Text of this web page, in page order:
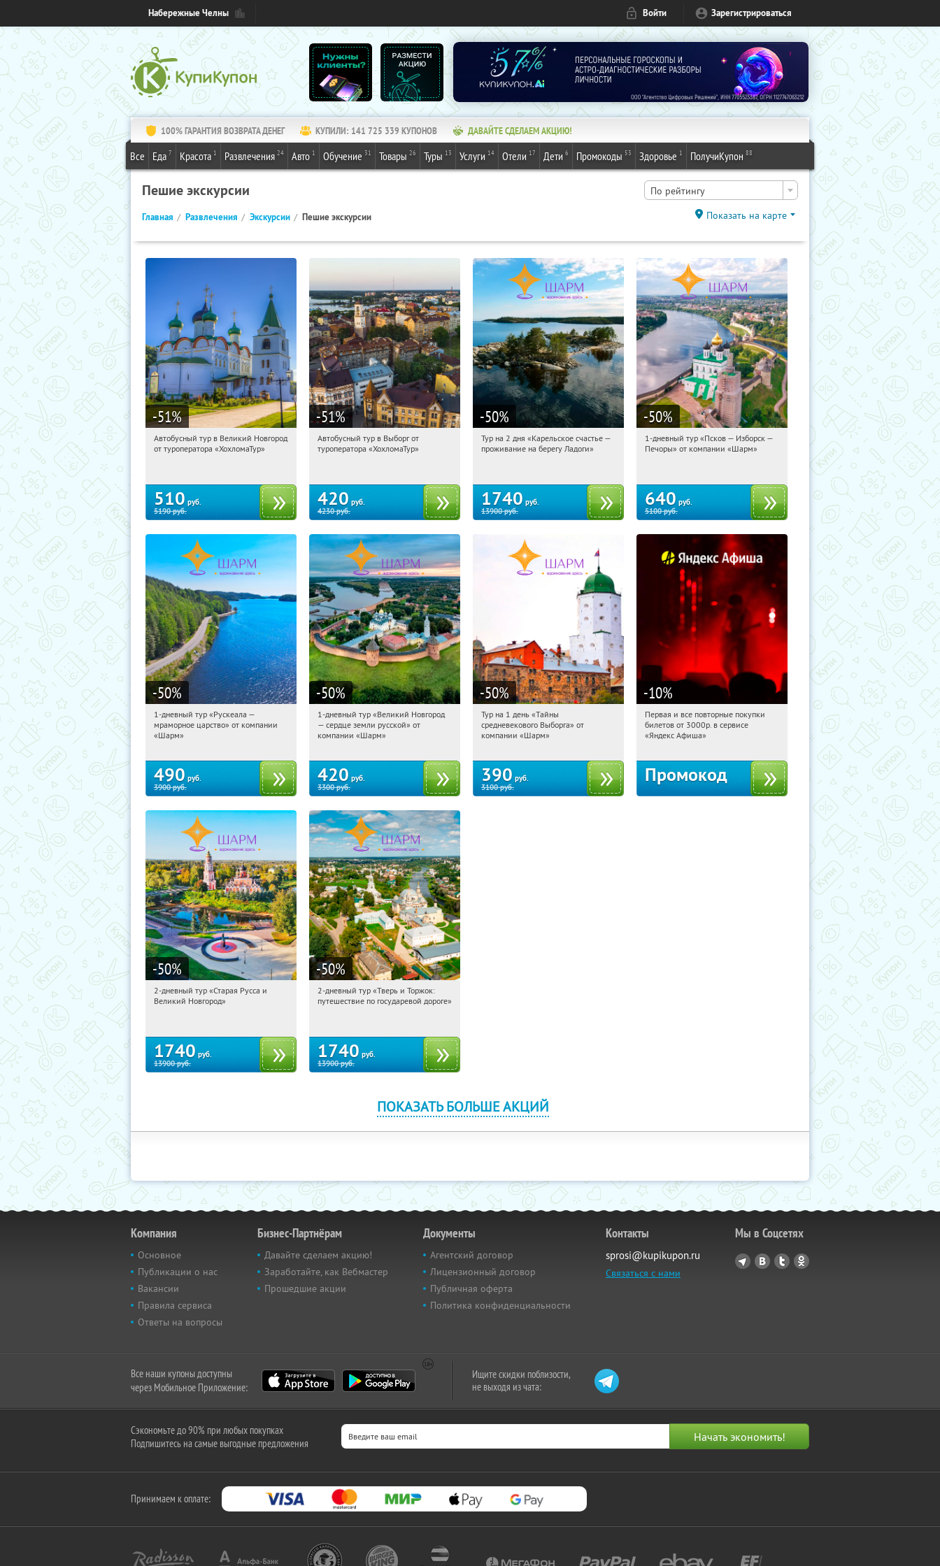
Набережные Челны Войти Зарегистрироваться
100% ГАРАНТИЯ ВОЗВРАТА ДЕНЕГ КУПИЛИ: 141 725 339 КУПОНОВ ДАВАЙТЕ СДЕЛАЕМ АКЦИЮ!
Все Еда 7 Красота 1 Развлечения 24 Авто 1 Обучение 31 Товары 26 Туры 13 Услуги 14 Отели 17 Дети 6 Промокоды 53 Здоровье 1 ПолучиКупон 88
Пешие экскурсии По рейтингу
Главная Развлечения Экскурсии Пешие экскурсии Показать на карте
-51%
12:31:56 Купили:2
Автобусный тур в Великий Новгород
от туроператора «ХохломаТур»
510 руб.
5190руб.
-51%
12:31:56 Купили:
Автобусный тур в Выборг от
туроператора «ХохломаТур»
420 руб.
4230руб.
-50%
12:31:56 Купили:39
Тур на 2 дня «Карельское счастье —
проживание на берегу Ладоги»
1740 руб.
13900руб.
-50%
12:31:56 Купили:12
1-дневный тур «Псков — Изборск —
Печоры» от компании «Шарм»
640 руб.
5100руб.
-50%
12:31:56 Купили:
Достоевская
1-дневный тур «Рускеала —
мраморное царство» от компании
«Шарм»
490 руб.
3900руб.
-50%
12:31:56 Купили:22
Достоевская
1-дневный тур «Великий Новгород
— сердце земли русской» от
компании «Шарм»
420 руб.
3300руб.
-50%
12:31:56
Достоевская
Тур на 1 день «Тайны
средневекового Выборга» от
компании «Шарм»
390 руб.
3100руб.
-10%
12:31:56 Получили:
Россия
Первая и все повторные покупки
билетов от 3000р. в сервисе
«Яндекс Афиша»
Промокод
-50%
12:31:56 Купили:
2-дневный тур «Старая Русса и
Великий Новгород»
1740 руб.
13900руб.
-50%
12:31:56 Купили:
2-дневный тур «Тверь и Торжок:
путешествие по государевой дороге»
1740 руб.
13900руб.
ПОКАЗАТЬ БОЛЬШЕ АКЦИЙ
Компания
Основное
Публикации о нас
Вакансии
Правила сервиса
Ответы на вопросы
Бизнес-Партнёрам
Давайте сделаем акцию!
Заработайте, как Вебмастер
Прошедшие акции
Документы
Агентский договор
Лицензионный договор
Публичная оферта
Политика конфиденциальности
Контакты
sprosi@kupikupon.ru
Связаться с нами
Мы в Соцсетях
Все наши купоны доступны
через Мобильное Приложение:
Ищите скидки поблизости,
не выходя из чата:
Сэкономьте до 90% при любых покупках
Подпишитесь на самые выгодные предложения
Принимаем к оплате: